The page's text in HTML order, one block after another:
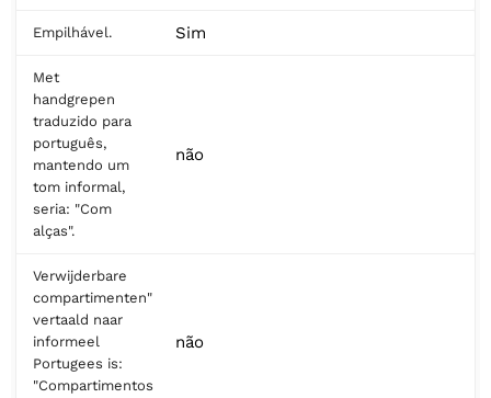
Empilhável. Sim
Met
handgrepen
traduzido para
português,
mantendo um
tom informal,
seria: "Com
alças".
não
Verwijderbare
compartimenten"
vertaald naar
informeel
Portugees is:
"Compartimentos
não